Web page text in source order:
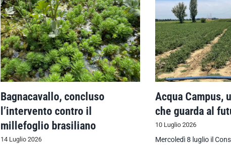
Bagnacavallo, concluso
l’intervento contro il
millefoglio brasiliano
14 Luglio 2026
Acqua Campus,
che guarda al
10 Luglio 2026
Mercoledì 8 luglio il